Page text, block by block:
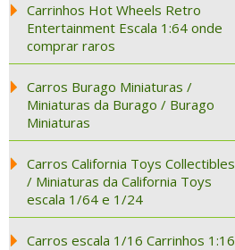
Carrinhos Hot Wheels Retro
Entertainment Escala 1:64 onde
comprar raros
Carros Burago Miniaturas /
Miniaturas da Burago / Burago
Miniaturas
Carros California Toys Collectibles
/ Miniaturas da California Toys
escala 1/64 e 1/24
Carros escala 1/16 Carrinhos 1:16